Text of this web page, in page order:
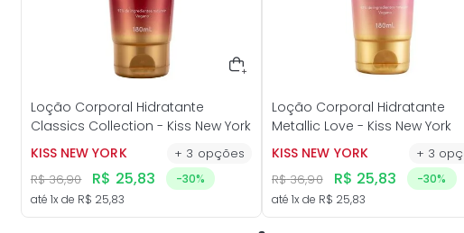
Loção Corporal Hidratante
Classics Collection - Kiss New York
KISS NEW YORK
+ 3 opções
R$ 36,90 R$ 25,83 -30%
até 1x de R$ 25,83
Loção Corporal Hidratante
Metallic Love - Kiss New York
KISS NEW YORK
+ 3
R$ 36,90 R$ 25,83 -30%
até 1x de R$ 25,83